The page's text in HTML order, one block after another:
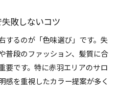
敗しないコツ
するのが「色味選び」です。失
普段のファッション、髪質に合
要です。特に赤羽エリアのサロ
感を重視したカラー提案が多く